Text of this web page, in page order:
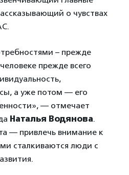
о чувствах
– прежде
прежде всего
а уже потом — его
— отмечает
Наталья Водянова.
— привлечь внимание к
сталкиваются люди с